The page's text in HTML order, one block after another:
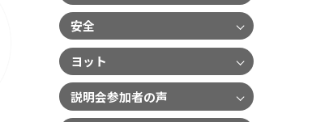
安全
ヨット
説明会参加者の声